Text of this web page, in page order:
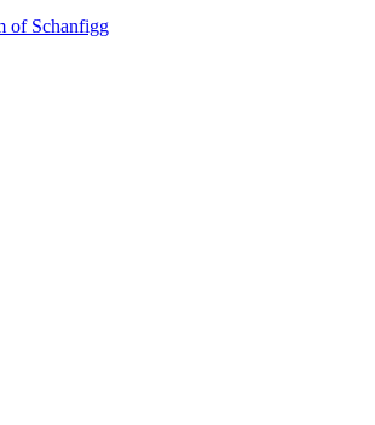
of Schanfigg